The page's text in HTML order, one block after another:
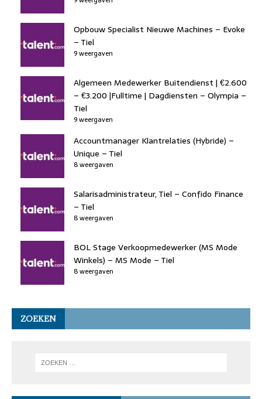
Opbouw Specialist Nieuwe Machines – Evoke
– Tiel
9 weergaven
Algemeen Medewerker Buitendienst | €2.600
– €3.200 |Fulltime | Dagdiensten – Olympia –
Tiel
9 weergaven
Accountmanager Klantrelaties (Hybride) –
Unique – Tiel
8 weergaven
Salarisadministrateur, Tiel – Confido Finance
– Tiel
8 weergaven
BOL Stage Verkoopmedewerker (MS Mode
Winkels) – MS Mode – Tiel
8 weergaven
ZOEKEN